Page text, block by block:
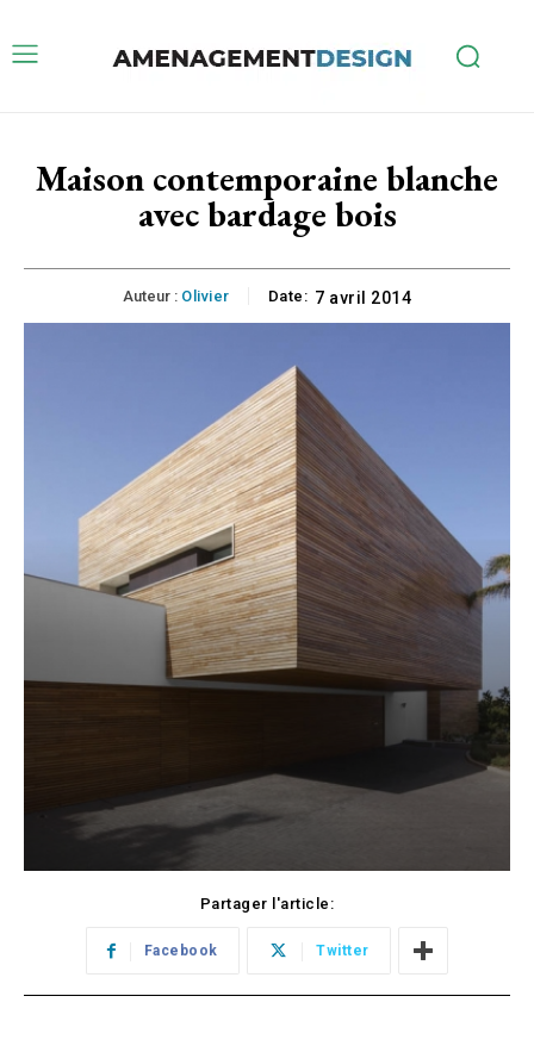
Maison contemporaine blanche
avec bardage bois
Auteur : Olivier Date: 7 avril 2014
Partager l'article:
Facebook Twitter